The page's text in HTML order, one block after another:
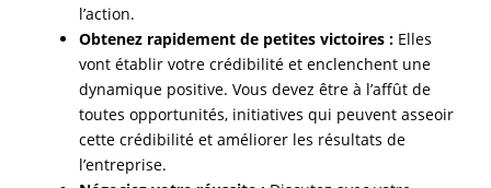
l’action.
Obtenez rapidement de petites victoires : Elles
vont établir votre crédibilité et enclenchent une
dynamique positive. Vous devez être à l’affût de
toutes opportunités, initiatives qui peuvent asseoir
cette crédibilité et améliorer les résultats de
l’entreprise.